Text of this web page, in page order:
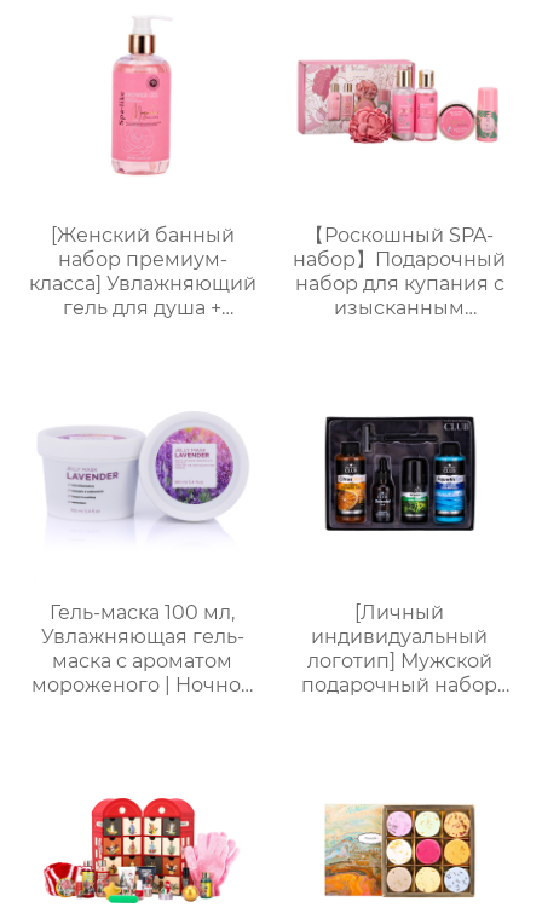
пилочка для маникюра
| Мини-подарочная
коробка с
индивидуальным
логотипом
[Женский банный
набор премиум-
класса] Увлажняющий
гель для душа +
праздничный
подарок, возможность
нанесения логотипа
【Роскошный SPA-
набор】Подарочный
набор для купания с
изысканным
поставки с завода.
Возможность
индивидуального
заказа.
Гель-маска 100 мл,
Увлажняющая гель-
маска с ароматом
мороженого | Ночной
чувствительной кожи
[Личный
индивидуальный
логотип] Мужской
подарочный набор
бороды + бальзам для
тела), подарочная
коробка для деловых
поездок, подарок на
день рождения и